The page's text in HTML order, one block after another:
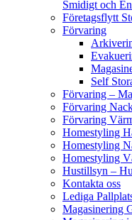
Smidigt och
Företagsflytt
Förvaring
Self
Förvaring –
Förvaring
Förvaring
Homestyling
Homestyling
Homestyling
Hustillsyn –
Kontakta oss
Lediga
Magasinering